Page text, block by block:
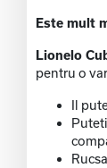
Este mult
Lionelo
pentru o
Il